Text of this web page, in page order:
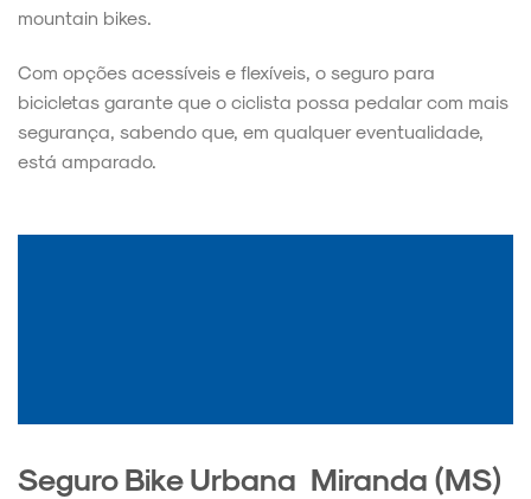
mountain bikes.
Com opções acessíveis e flexíveis, o seguro para
bicicletas garante que o ciclista possa pedalar com mais
segurança, sabendo que, em qualquer eventualidade,
está amparado.
Seguro Bike Urbana Miranda (MS)